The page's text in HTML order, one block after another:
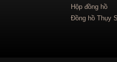
Hộp đồng hồ
Đồng hồ Thụy